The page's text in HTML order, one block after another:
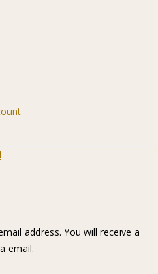
address. You will receive a
email.